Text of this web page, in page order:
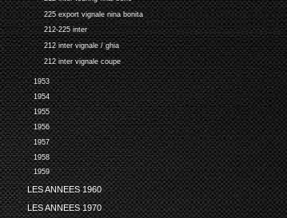
225 export vignale nina bonita
212-225 inter
212 inter vignale / ghia
212 inter vignale coupe
1953
1954
1955
1956
1957
1958
1959
LES ANNEES 1960
LES ANNEES 1970